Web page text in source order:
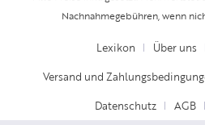
Nachnahmegebühren, wenn
Lexikon Über uns
Versand und
Datenschutz AGB